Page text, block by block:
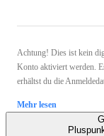
Achtung! Dies ist kein
Konto aktiviert werden.
erhältst du die
Mehr lesen